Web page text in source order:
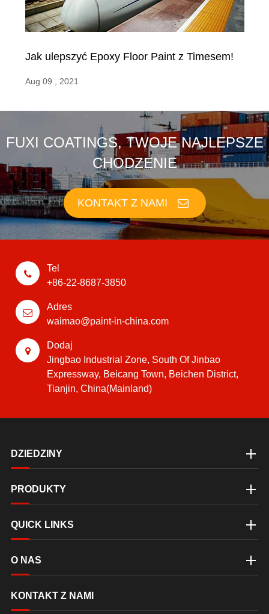
Jak ulepszyć Epoxy Floor Paint z Timesem!
Aug 09 , 2021
FUXI COATINGS, TWOJE NAJLEPSZE
CHODZENIE
KONTAKT Z NAMI
Tel
+86-22-8687-3850
Adres
waimao@paint-in-china.com
Dodaj
Jingbao Industrial Zone, South Of Jinbao
Expressway, Beicang Town, Beichen District,
Tianjin, China(Mainland)
DZIEDZINY
PRODUKTY
QUICK LINKS
O NAS
KONTAKT Z NAMI